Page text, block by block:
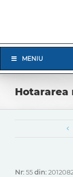
Navigation
MENIU
Hotararea
Nr:55din: